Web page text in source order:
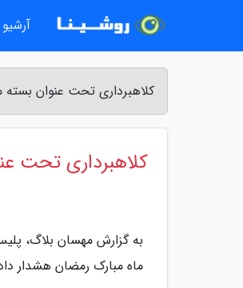
کلاهبرداری تحت عنوان
کلاهبرداری تحت
به گزارش مهسان بلاگ،
ماه مبارک رمضان هشدار